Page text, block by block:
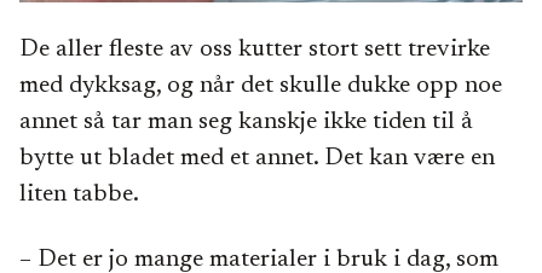
De aller fleste av oss kutter stort sett trevirke
med dykksag, og når det skulle dukke opp noe
annet så tar man seg kanskje ikke tiden til å
bytte ut bladet med et annet. Det kan være en
liten tabbe.
– Det er jo mange materialer i bruk i dag, som